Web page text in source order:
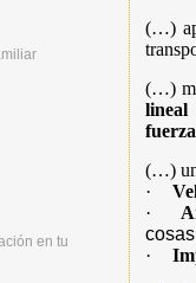
(…)
(…) mi
lineal
(…)
·
·
·
en tu